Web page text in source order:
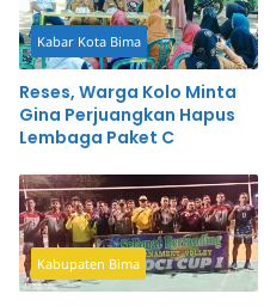
Kabar Kota Bima
Reses, Warga Kolo Minta
Gina Perjuangkan Hapus
Lembaga Paket C
Kabupaten Bima